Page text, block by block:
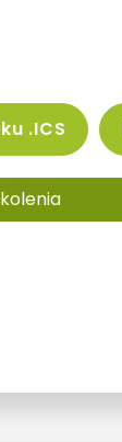
.ICS